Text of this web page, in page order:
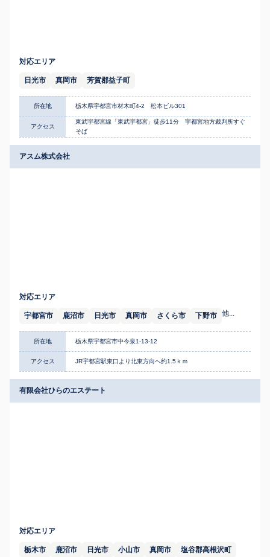
対応エリア
日光市 真岡市 芳賀郡益子町
所在地 栃木県宇都宮市材木町4-2 松本ビル301
アクセス
東武宇都宮線「東武宇都宮」徒歩11分 宇都宮地方裁判所すぐ
そば
アスム株式会社
対応エリア
宇都宮市 鹿沼市 日光市 真岡市 さくら市 下野市 他...
所在地 栃木県宇都宮市中今泉1-13-12
アクセス JR宇都宮駅東口より北東方向へ約1.5ｋｍ
有限会社ひらのエステート
対応エリア
栃木市 鹿沼市 日光市 小山市 真岡市 塩谷郡高根沢町